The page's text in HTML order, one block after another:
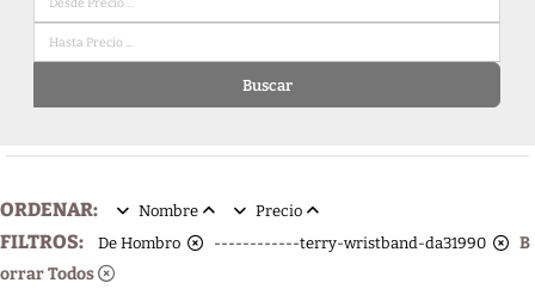
Buscar
ORDENAR: Nombre Precio
FILTROS: De Hombro ------------terry-wristband-da31990
B
orrar Todos